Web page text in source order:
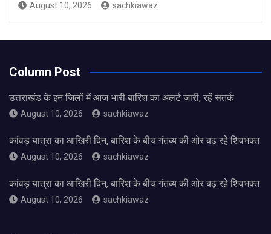
August 10, 2026 sachkiawaz
Column Post
उत्तराखंड के इन जिलों में आज भारी बारिश का अलर्ट जारी, रहें सतर्क
August 10, 2026 sachkiawaz
कांवड़ यात्रा का आखिरी दिन, बारिश के बीच गंतव्य की ओर बढ़ रहे शिवभक्त
August 10, 2026 sachkiawaz
कांवड़ यात्रा का आखिरी दिन, बारिश के बीच गंतव्य की ओर बढ़ रहे शिवभक्त
August 10, 2026 sachkiawaz